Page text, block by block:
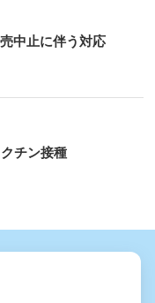
中止に伴う対応
チン接種